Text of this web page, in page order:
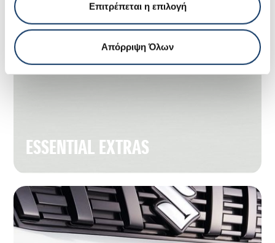
Επιτρέπεται η επιλογή
Απόρριψη Όλων
ESSENTIAL EXTRAS